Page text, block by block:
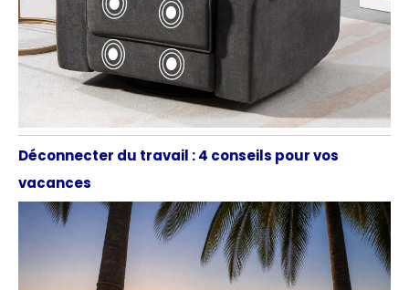
Déconnecter du travail : 4 conseils pour vos
vacances